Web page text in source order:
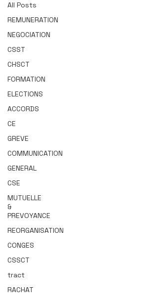
All Posts
REMUNERATION
NEGOCIATION
CSST
CHSCT
FORMATION
ELECTIONS
ACCORDS
CE
GREVE
COMMUNICATION
GENERAL
CSE
MUTUELLE
&
PREVOYANCE
REORGANISATION
CONGES
CSSCT
tract
RACHAT